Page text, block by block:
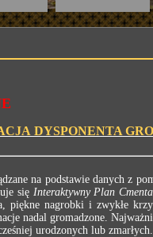
DYSPONENTA
na podstawie danych z
się Interaktywny Plan
piękne nagrobki i zwykłe
nadal gromadzone.
urodzonych lub zmarłych.